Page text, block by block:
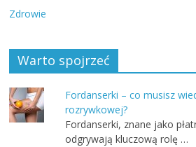
Zdrowie
Warto spojrzeć
Fordanserki – co musisz
rozrywkowej?
Fordanserki, znane jako
odgrywają kluczową rolę …